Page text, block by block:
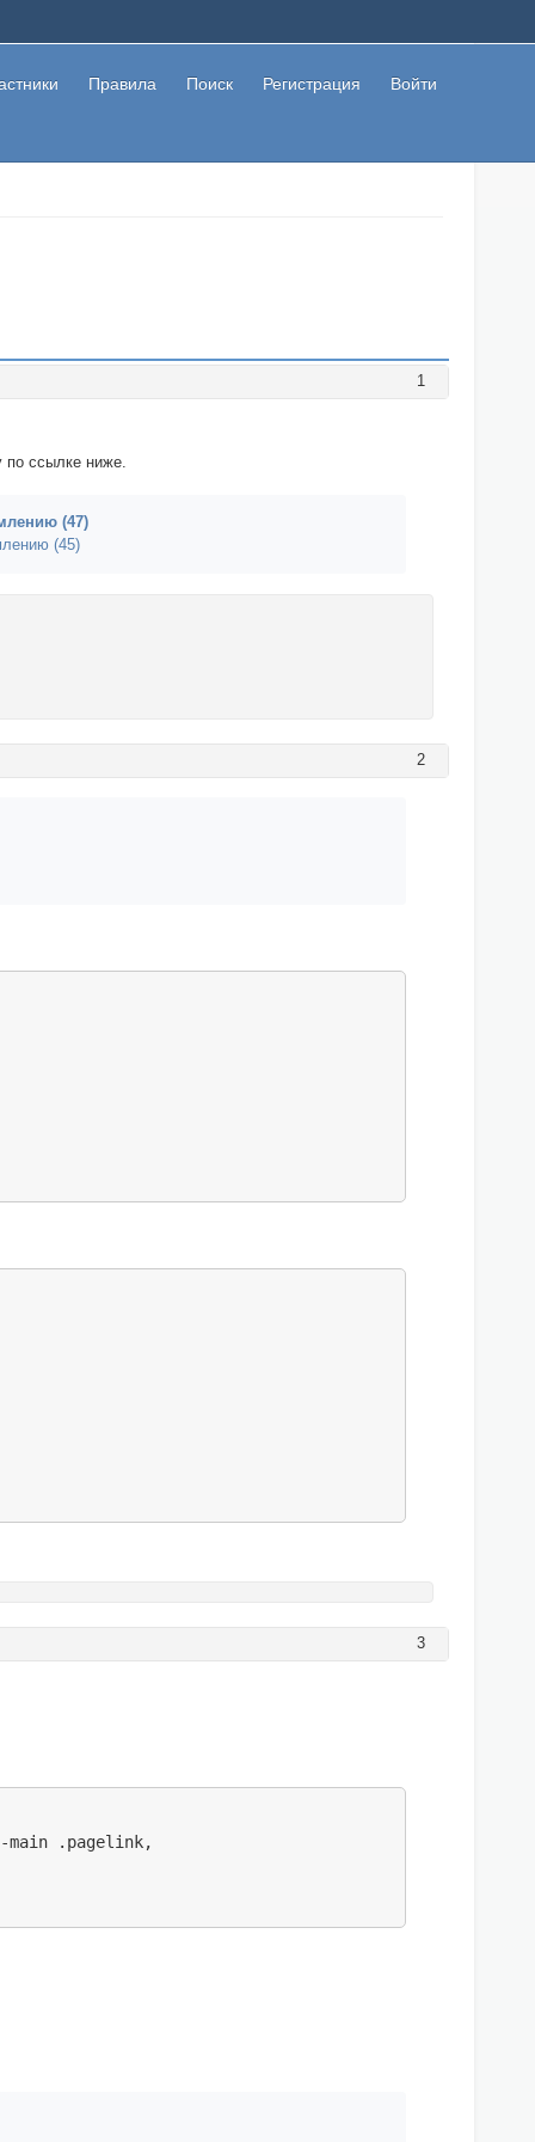
Правила Поиск Регистрация Войти
1
по ссылке ниже.
(47)
(45)
2
3
.pagelink,